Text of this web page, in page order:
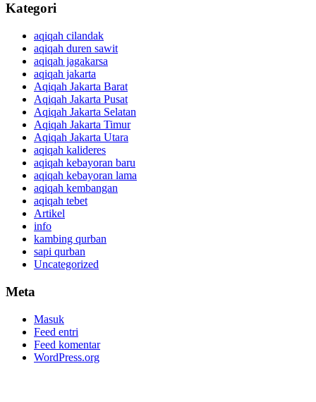
Kategori
aqiqah cilandak
aqiqah duren sawit
aqiqah jagakarsa
aqiqah jakarta
Aqiqah Jakarta Barat
Aqiqah Jakarta Pusat
Aqiqah Jakarta Selatan
Aqiqah Jakarta Timur
Aqiqah Jakarta Utara
aqiqah kalideres
aqiqah kebayoran baru
aqiqah kebayoran lama
aqiqah kembangan
aqiqah tebet
Artikel
info
kambing qurban
sapi qurban
Uncategorized
Meta
Masuk
Feed entri
Feed komentar
WordPress.org